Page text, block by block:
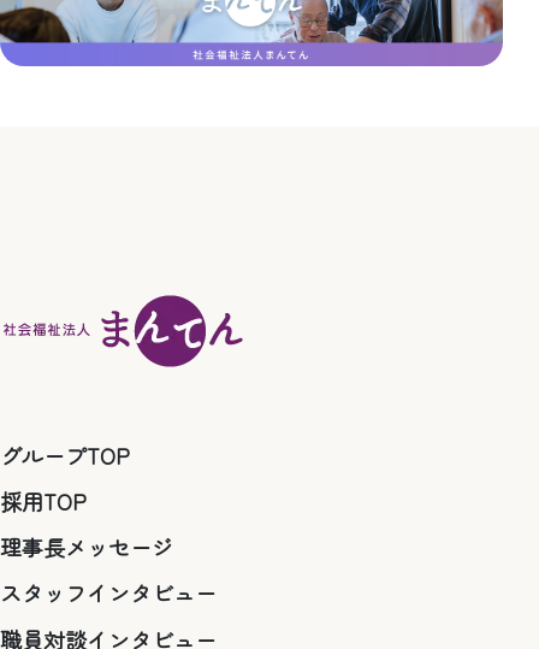
グループTOP
採用TOP
理事長メッセージ
スタッフインタビュー
職員対談インタビュー